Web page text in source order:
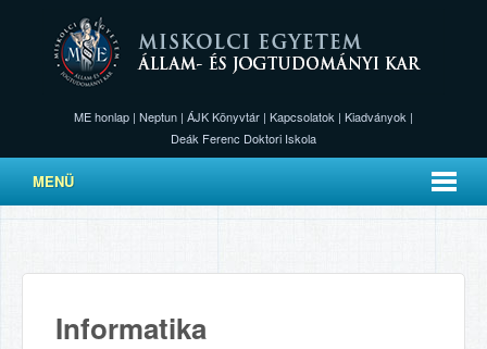
ME honlap | Neptun | ÁJK Könyvtár | Kapcsolatok | Kiadványok |
Deák Ferenc Doktori Iskola
MENÜ
Informatika